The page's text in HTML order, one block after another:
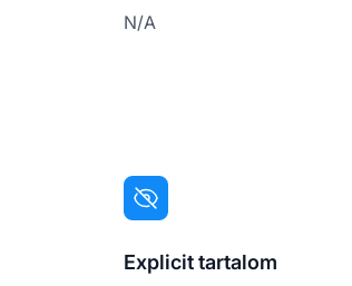
N/A
Explicit tartalom